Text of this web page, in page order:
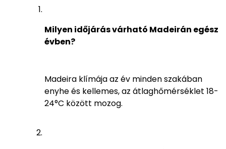
Milyen időjárás várható Madeirán egész
évben?
Madeira klímája az év minden szakában
enyhe és kellemes, az átlaghőmérséklet 18-
24°C között mozog.